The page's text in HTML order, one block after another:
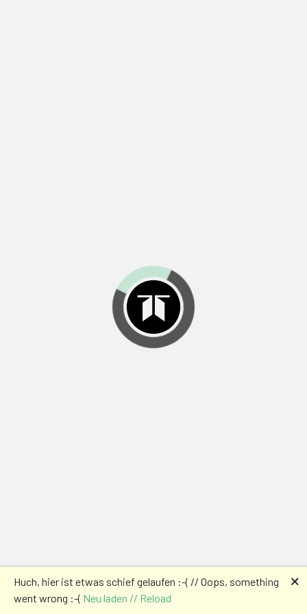
Huch, hier ist etwas schief gelaufen :-( // Oops, something
went wrong :-( Neu laden // Reload
🗙